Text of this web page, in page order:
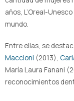
años, L’Oreal-
mundo.
Entre ellas, se
Maccioni (2013),
María Laura Fanani
reconocimientos